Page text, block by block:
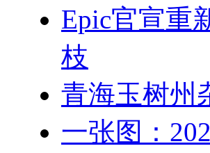
Epic官宣重
枝
青海玉树州
一张图：